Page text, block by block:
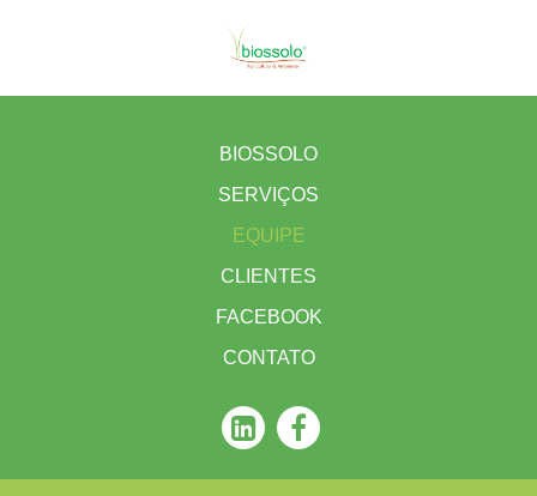
BIOSSOLO
SERVIÇOS
EQUIPE
CLIENTES
FACEBOOK
CONTATO